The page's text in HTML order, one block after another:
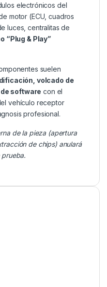
electrónicos del
motor (ECU, cuadros
luces, centralitas de
“Plug & Play”
suelen
volcado de
software con el
vehículo receptor
profesional.
de la pieza (apertura
de chips) anulará